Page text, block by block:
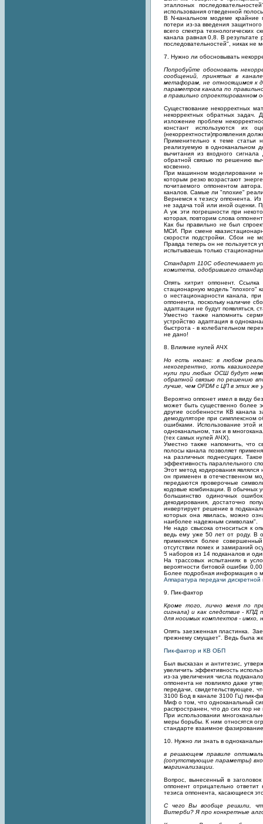
эталлоных
использования отведенной
В N-канальном модеме крайние
потери из-за введения
всего спектра технологических
канала равная 0,8. В результате
последовательностей", никак не
7. Нужно ли обосновывать
Попробуйте обосновать
сообщений, принятых в
метафорам, не относящимся к
параметров канала по
в правильно спроектированном
Существование некорректных
некорректных обратных задач.
изложение проблем
констант используются их
(некорректности)проявления
Применительно к теме статьи
реализуемую в одноканальном
вычитания из входного
обратной связью по решению
косвенно.
При машинном моделировании
которым резко возрастают
почитаемого оппонентом
каналов. Самые ли "плохие"
Вернемся к тезису оппонента.
не задача той или иной оценки.
А уж эти погрешности при
которая, повторим слова
Как бы правильно не был
МСИ. При смене
скорости подстройки. Сбои не
Правда теперь он не пользуется
испытываешь только
Стандарт 110C обеспечивает
комитета, одобрившего
Опять хитрит оппонент.
стационарную модель "плохого"
о нестационарности канала,
оппонента, поскольку наличие
адаптации не будут появляться,
Уместно также напомнить
устройство адаптация в
быстрота - в колебательном
не дано!
8. Влияние нулей АЧХ
Но есть нюанс: в любом
некогерентно, хоть
нули при любых ОСШ будут
обратной связью по решению
лучше, чем OFDM с ЦП в этих же
Вероятно оппонет имел в виду
может быть существенно более
другие особенности КВ канала
демодуляторе при симплексном
ошибками. Использование этой
одноканальном, так и в
(тех самых нулей АЧХ).
Уместно также напомнить, что
полосы канала позволяет
на различных поднесущих.
эффективность параллельного
Этот метод кодирования
он применен в отечественном
передаются проверочные
кодовые комбинации. В обычных
большинство одиночных
декодирования, достаточно
инвертирует решение в
которых она явилась, можно
наиболее надежным символам".
Не надо свысока относиться к
ведь ему уже 50 лет от роду. В
применялся более
отсутствии помех и замираний
5 наборов из 14 подканалов и
На трассовых испытаниях в
вероятности битовой ошибки
Более подробная информация о
Аппаратура передачи
9. Пик-фактор
Кроме того, лично меня по
сигнала) и как следствие -
для носимых комплектов - имхо,
Опять заезженная пластинка.
прежнему смущает". Ведь была же
Пик-фактор и КВ ОБП
Был высказан и антитезис,
увеличить эффективность
из-за увеличения числа
оппонента не повлияло даже
передачи, свидетельствующее,
3100 Бод в канале 3100 Гц) пик-
Миф о том, что одноканальный
распространен, что до сих пор
При использовании
меры борьбы. К ним относятся
стандарте взаимное
10. Нужно ли знать в
в решающем правиле
(сопутствующие параметры)
маргинализации.
Вопрос, вынесенный в
оппонент отрицательно
тезиса оппонента, касающиеся
С чего Вы вообще решили,
Витерби? Я про конкретные